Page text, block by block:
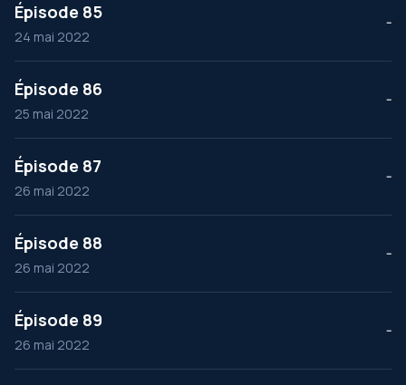
Épisode 85
24 mai 2022
--
Épisode 86
25 mai 2022
--
Épisode 87
26 mai 2022
--
Épisode 88
26 mai 2022
--
Épisode 89
26 mai 2022
--